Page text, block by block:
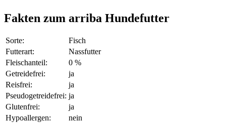
Fakten zum arriba Hundefutter
Sorte:
Fisch
Futterart:
Nassfutter
Fleischanteil:
0 %
Getreidefrei:
ja
Reisfrei:
ja
Pseudogetreidefrei: ja
Glutenfrei:
ja
Hypoallergen:
nein